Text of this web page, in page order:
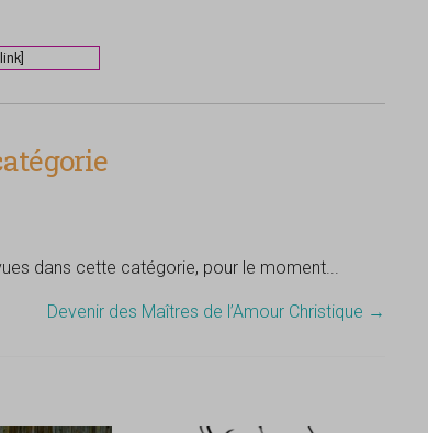
dans cette catégorie, pour le moment...
Devenir des Maîtres de l’Amour Christique →